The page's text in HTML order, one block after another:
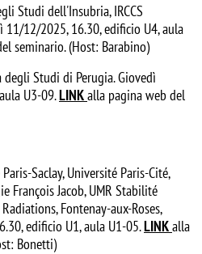
Studi dell'Insubria, IRCCS
12/2025, 16.30, edificio U4, aula
seminario. (Host: Barabino)
degli Studi di Perugia. Giovedì
U3-09.LINKalla pagina web del
Saclay, Université Paris-Cité,
François Jacob, UMR Stabilité
Fontenay-aux-Roses,
edificio U1, aula U1-05.LINKalla
Bonetti)